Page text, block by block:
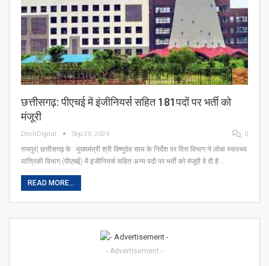
छत्तीसगढ़: पीएचई में इंजीनियर्स सहित 181पदों पर भर्ती को
मंजूरी
DeshDigital Sep 20, 2024 0
रायपुर| छत्तीसगढ़ के मुख्यमंत्री श्री विष्णुदेव साय के निर्देश पर वित्त विभाग ने लोक स्वास्थ्य
यांत्रिकी विभाग (पीएचई) में इंजीनियर्स सहित अन्य पदों पर भर्ती को मंजूरी दे दी है.…
READ MORE...
- Advertisement -